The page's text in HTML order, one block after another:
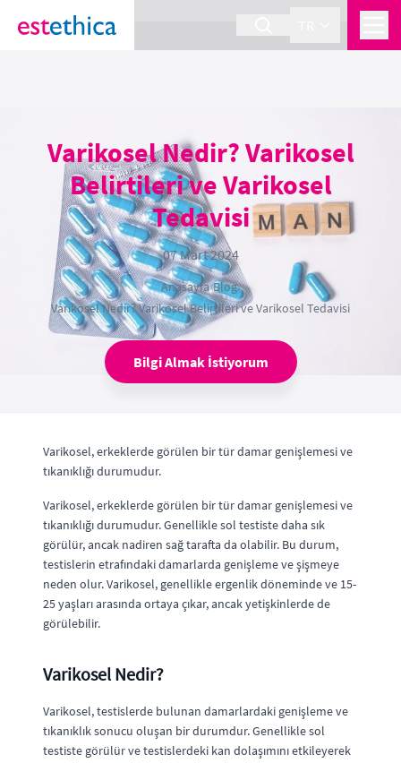
section Service {
Varikosel Nedir? Varikosel
Belirtileri ve Varikosel
Tedavisi
07 Mart 2024
Anasayfa›Blog›
Varikosel Nedir? Varikosel Belirtileri ve Varikosel Tedavisi
Bilgi Almak İstiyorum
Varikosel, erkeklerde görülen bir tür damar genişlemesi ve
tıkanıklığı durumudur.
Varikosel, erkeklerde görülen bir tür damar genişlemesi ve
tıkanıklığı durumudur. Genellikle sol testiste daha sık
görülür, ancak nadiren sağ tarafta da olabilir. Bu durum,
testislerin etrafındaki damarlarda genişleme ve şişmeye
neden olur. Varikosel, genellikle ergenlik döneminde ve 15-
25 yaşları arasında ortaya çıkar, ancak yetişkinlerde de
görülebilir.
Varikosel Nedir?
Varikosel, testislerde bulunan damarlardaki genişleme ve
tıkanıklık sonucu oluşan bir durumdur. Genellikle sol
testiste görülür ve testislerdeki kan dolaşımını etkileyerek